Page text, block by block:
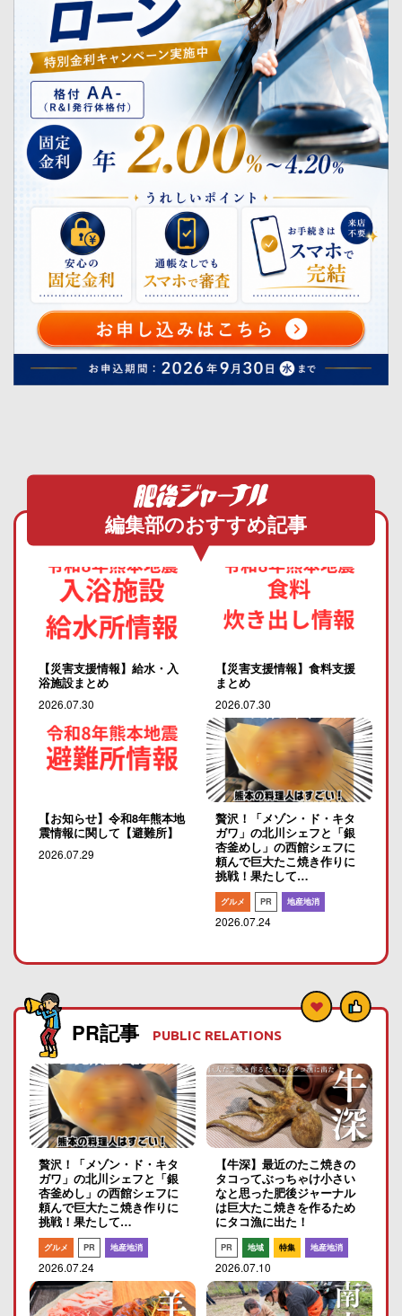
編集部のおすすめ記事
【災害支援情報】給水・入
浴施設まとめ
2026.07.30
【災害支援情報】食料支援
まとめ
2026.07.30
【お知らせ】令和8年熊本地
震情報に関して【避難所】
2026.07.29
贅沢！「メゾン・ド・キタ
ガワ」の北川シェフと「銀
杏釜めし」の西館シェフに
頼んで巨大たこ焼き作りに
挑戦！果たして…
グルメ PR 地産地消
2026.07.24
PR記事 PUBLIC RELATIONS
贅沢！「メゾン・ド・キタ
ガワ」の北川シェフと「銀
杏釜めし」の西館シェフに
頼んで巨大たこ焼き作りに
挑戦！果たして…
グルメ PR 地産地消
2026.07.24
【牛深】最近のたこ焼きの
タコってぶっちゃけ小さい
なと思った肥後ジャーナル
は巨大たこ焼きを作るため
にタコ漁に出た！
PR 地域 特集 地産地消
2026.07.10